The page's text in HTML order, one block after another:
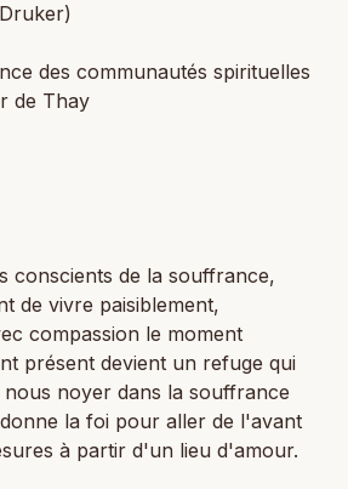
des communautés spirituelles
de Thay
conscients de la souffrance,
de vivre paisiblement,
compassion le moment
présent devient un refuge qui
noyer dans la souffrance
la foi pour aller de l'avant
à partir d'un lieu d'amour.